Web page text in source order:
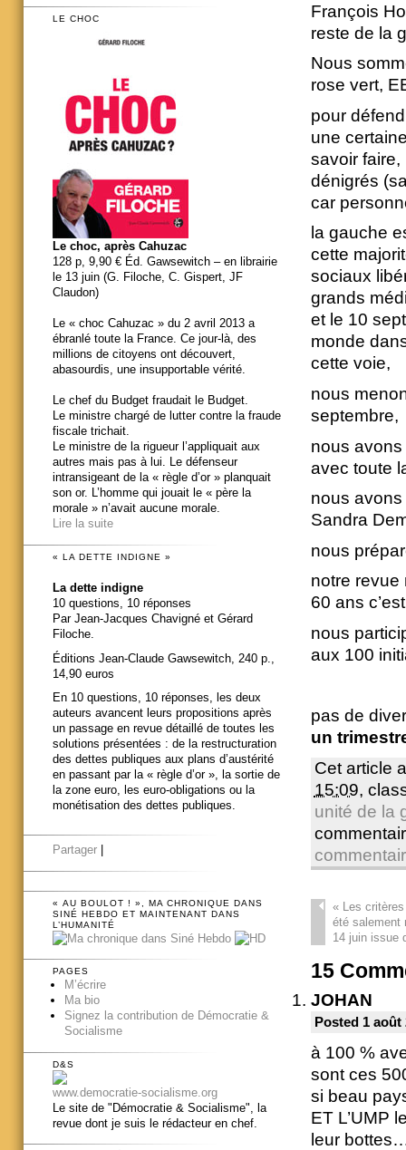
François
reste de la
Nous
rose vert,
pour
une
savoir
dénigrés
car
la gauche
cette
sociaux
grands
et le 10
monde
cette voie,
nous
septembre,
nous
avec toute
nous
Sandra
nous
notre revue
60 ans
nous
aux 100
pas de
un
Cet article
15:09,
unité de la
«Les critères
été salement
14 juin issue
15
JOHAN
Posted 1
à 100 %
sont ces
si beau
ET L’UMP
leur
LE CHOC
Le choc, après Cahuzac
128 p, 9,90 € Éd. Gawsewitch – en librairie
le 13 juin (G. Filoche, C. Gispert, JF
Claudon)
Le « choc Cahuzac » du 2 avril 2013 a
ébranlé toute la France. Ce jour-là, des
millions de citoyens ont découvert,
abasourdis, une insupportable vérité.
Le chef du Budget fraudait le Budget.
Le ministre chargé de lutter contre la fraude
fiscale trichait.
Le ministre de la rigueur l’appliquait aux
autres mais pas à lui. Le défenseur
intransigeant de la « règle d’or » planquait
son or. L’homme qui jouait le « père la
morale » n’avait aucune morale.
Lire la suite
« LA DETTE INDIGNE »
La dette indigne
10 questions, 10 réponses
Par Jean-Jacques Chavigné et Gérard
Filoche.
Éditions Jean-Claude Gawsewitch, 240 p.,
14,90 euros
En 10 questions, 10 réponses, les deux
auteurs avancent leurs propositions après
un passage en revue détaillé de toutes les
solutions présentées : de la restructuration
des dettes publiques aux plans d’austérité
en passant par la « règle d’or », la sortie de
la zone euro, les euro-obligations ou la
monétisation des dettes publiques.
Partager
« AU BOULOT ! », MA CHRONIQUE DANS
SINÉ HEBDO ET MAINTENANT DANS
L’HUMANITÉ
PAGES
M’écrire
Ma bio
Signez la contribution de Démocratie &
Socialisme
D&S
www.democratie-socialisme.org
Le site de "Démocratie & Socialisme", la
revue dont je suis le rédacteur en chef.